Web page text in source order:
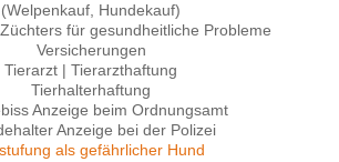
(Welpenkauf, Hundekauf)
für gesundheitliche Probleme
Versicherungen
Tierarzt | Tierarzthaftung
Tierhalterhaftung
Anzeige beim Ordnungsamt
Anzeige bei der Polizei
als gefährlicher Hund